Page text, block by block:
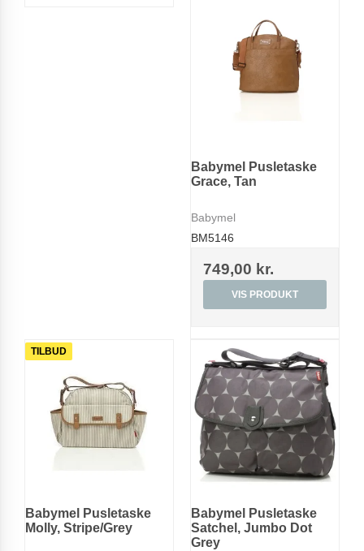
Babymel Pusletaske
Grace, Tan
Babymel
BM5146
749,00 kr.
VIS PRODUKT
TILBUD
Babymel Pusletaske
Molly, Stripe/Grey
Babymel Pusletaske
Satchel, Jumbo Dot
Grey